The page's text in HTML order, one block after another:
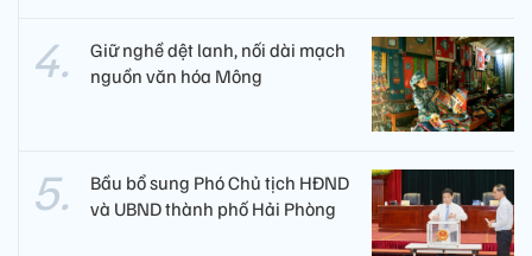
Giữ nghề dệt lanh, nối dài mạch
nguồn văn hóa Mông
Bầu bổ sung Phó Chủ tịch HĐND
và UBND thành phố Hải Phòng